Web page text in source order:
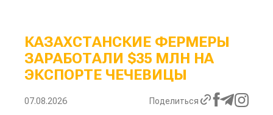
КАЗАХСТАНСКИЕ ФЕРМЕРЫ
ЗАРАБОТАЛИ $35 МЛН НА
ЭКСПОРТЕ ЧЕЧЕВИЦЫ
07.08.2026 Поделиться